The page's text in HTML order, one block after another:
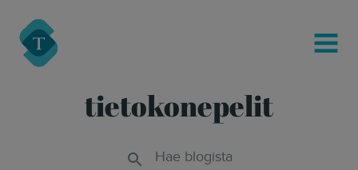
Turre Legal
MENU
tietokonepelit
Hae blogista